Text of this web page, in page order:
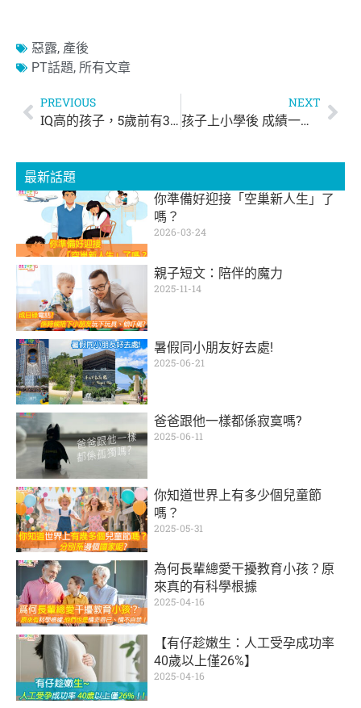
惡露, 產後
PT話題, 所有文章
PREVIOUS
IQ高的孩子，5歲前有3個特徵
NEXT
孩子上小學後 成績一落千丈？
最新話題
你準備好迎接「空巢新人生」了
嗎？
2026-03-24
親子短文：陪伴的魔力
2025-11-14
暑假同小朋友好去處!
2025-06-21
爸爸跟他一樣都係寂寞嗎?
2025-06-11
你知道世界上有多少個兒童節
嗎？
2025-05-31
為何長輩總愛干擾教育小孩？原
來真的有科學根據
2025-04-16
【有仔趁嫩生：人工受孕成功率
40歲以上僅26%】
2025-04-16